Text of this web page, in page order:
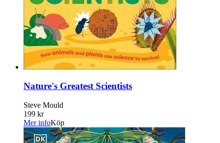
Nature's Greatest Scientists
Steve Mould
199 kr
Mer infoKöp